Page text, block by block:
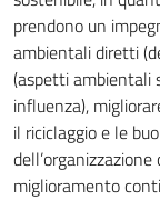
prendono un
ambientali diretti
(aspetti ambientali
influenza),
il riciclaggio e le
miglioramento